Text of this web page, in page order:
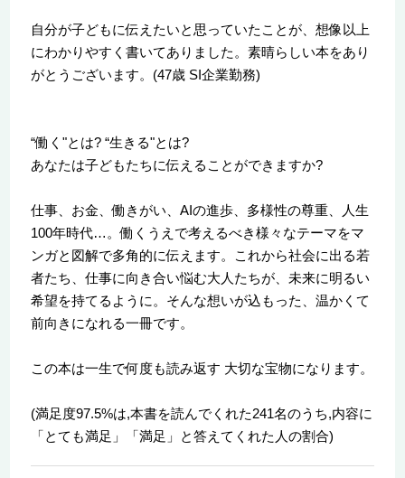
自分が子どもに伝えたいと思っていたことが、想像以上
にわかりやすく書いてありました。素晴らしい本をあり
がとうございます。(47歳 SI企業勤務)
“働く"とは? “生きる"とは?
あなたは子どもたちに伝えることができますか?
仕事、お金、働きがい、AIの進歩、多様性の尊重、人生
100年時代…。働くうえで考えるべき様々なテーマをマ
ンガと図解で多角的に伝えます。これから社会に出る若
者たち、仕事に向き合い悩む大人たちが、未来に明るい
希望を持てるように。そんな想いが込もった、温かくて
前向きになれる一冊です。
この本は一生で何度も読み返す 大切な宝物になります。
(満足度97.5%は,本書を読んでくれた241名のうち,内容に
「とても満足」「満足」と答えてくれた人の割合)